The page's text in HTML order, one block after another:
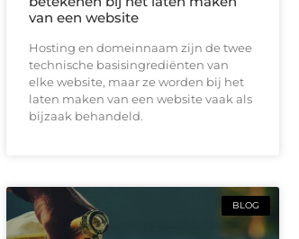
van een website
Hosting en domeinnaam zijn de twee
technische basisingrediënten van
elke website, maar ze worden bij het
laten maken van een website vaak als
bijzaak behandeld.
BLOG